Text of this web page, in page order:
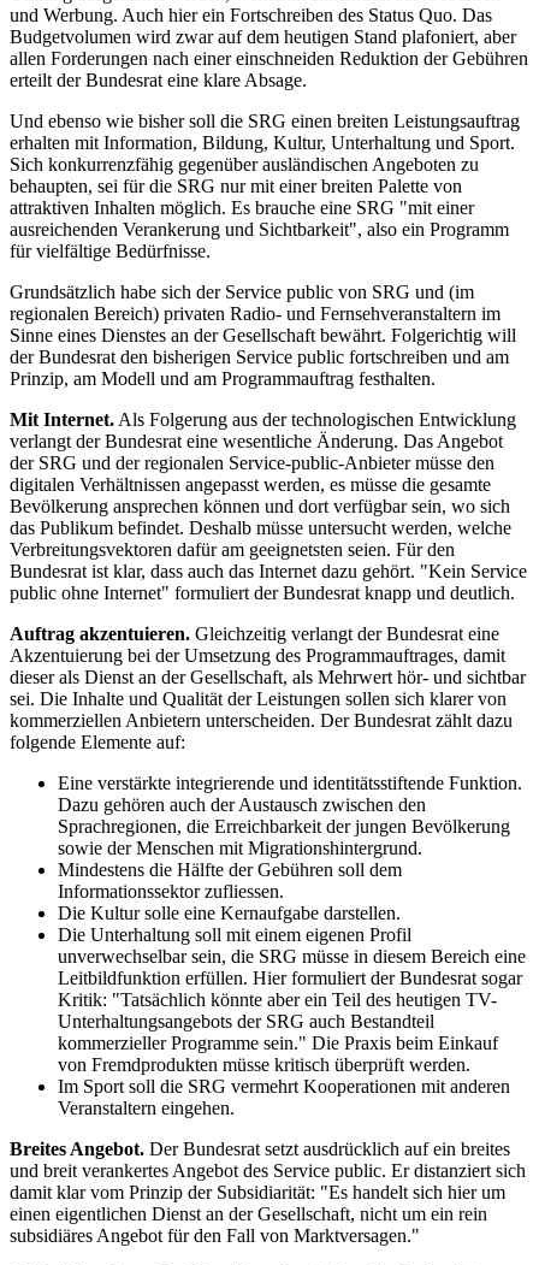
und Werbung. Auch hier ein Fortschreiben des Status Quo. Das
Budgetvolumen wird zwar auf dem heutigen Stand plafoniert, aber
allen Forderungen nach einer einschneiden Reduktion der Gebühren
erteilt der Bundesrat eine klare Absage.
Und ebenso wie bisher soll die SRG einen breiten Leistungsauftrag
erhalten mit Information, Bildung, Kultur, Unterhaltung und Sport.
Sich konkurrenzfähig gegenüber ausländischen Angeboten zu
behaupten, sei für die SRG nur mit einer breiten Palette von
attraktiven Inhalten möglich. Es brauche eine SRG "mit einer
ausreichenden Verankerung und Sichtbarkeit", also ein Programm
für vielfältige Bedürfnisse.
Grundsätzlich habe sich der Service public von SRG und (im
regionalen Bereich) privaten Radio- und Fernsehveranstaltern im
Sinne eines Dienstes an der Gesellschaft bewährt. Folgerichtig will
der Bundesrat den bisherigen Service public fortschreiben und am
Prinzip, am Modell und am Programmauftrag festhalten.
Mit Internet.Als Folgerung aus der technologischen Entwicklung
verlangt der Bundesrat eine wesentliche Änderung. Das Angebot
der SRG und der regionalen Service-public-Anbieter müsse den
digitalen Verhältnissen angepasst werden, es müsse die gesamte
Bevölkerung ansprechen können und dort verfügbar sein, wo sich
das Publikum befindet. Deshalb müsse untersucht werden, welche
Verbreitungsvektoren dafür am geeignetsten seien. Für den
Bundesrat ist klar, dass auch das Internet dazu gehört. "Kein Service
public ohne Internet" formuliert der Bundesrat knapp und deutlich.
Auftrag akzentuieren. Gleichzeitig verlangt der Bundesrat eine
Akzentuierung bei der Umsetzung des Programmauftrages, damit
dieser als Dienst an der Gesellschaft, als Mehrwert hör- und sichtbar
sei. Die Inhalte und Qualität der Leistungen sollen sich klarer von
kommerziellen Anbietern unterscheiden. Der Bundesrat zählt dazu
folgende Elemente auf:
Eine verstärkte integrierende und identitätsstiftende Funktion.
Dazu gehören auch der Austausch zwischen den
Sprachregionen, die Erreichbarkeit der jungen Bevölkerung
sowie der Menschen mit Migrationshintergrund.
Mindestens die Hälfte der Gebühren soll dem
Informationssektor zufliessen.
Die Kultur solle eine Kernaufgabe darstellen.
Die Unterhaltung soll mit einem eigenen Profil
unverwechselbar sein, die SRG müsse in diesem Bereich eine
Leitbildfunktion erfüllen. Hier formuliert der Bundesrat sogar
Kritik: "Tatsächlich könnte aber ein Teil des heutigen TV-
Unterhaltungsangebots der SRG auch Bestandteil
kommerzieller Programme sein." Die Praxis beim Einkauf
von Fremdprodukten müsse kritisch überprüft werden.
Im Sport soll die SRG vermehrt Kooperationen mit anderen
Veranstaltern eingehen.
Breites Angebot. Der Bundesrat setzt ausdrücklich auf ein breites
und breit verankertes Angebot des Service public. Er distanziert sich
damit klar vom Prinzip der Subsidiarität: "Es handelt sich hier um
einen eigentlichen Dienst an der Gesellschaft, nicht um ein rein
subsidiäres Angebot für den Fall von Marktversagen."